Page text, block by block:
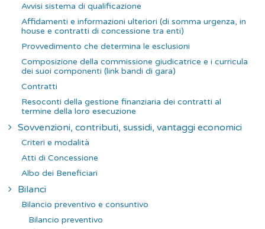
Avvisi sistema di qualificazione
Affidamenti e informazioni ulteriori (di somma urgenza, in
house e contratti di concessione tra enti)
Provvedimento che determina le esclusioni
Composizione della commissione giudicatrice e i curricula
dei suoi componenti (link bandi di gara)
Contratti
Resoconti della gestione finanziaria dei contratti al
termine della loro esecuzione
Sovvenzioni, contributi, sussidi, vantaggi economici
Criteri e modalità
Atti di Concessione
Albo dei Beneficiari
Bilanci
Bilancio preventivo e consuntivo
Bilancio preventivo